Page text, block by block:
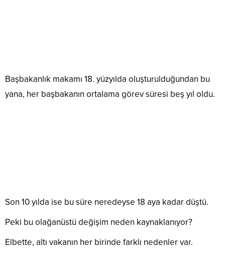
Başbakanlık makamı 18. yüzyılda oluşturulduğundan bu
yana, her başbakanın ortalama görev süresi beş yıl oldu.
Son 10 yılda ise bu süre neredeyse 18 aya kadar düştü.
Peki bu olağanüstü değişim neden kaynaklanıyor?
Elbette, altı vakanın her birinde farklı nedenler var.